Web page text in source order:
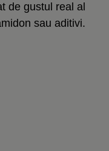
de gustul real al
sau aditivi.